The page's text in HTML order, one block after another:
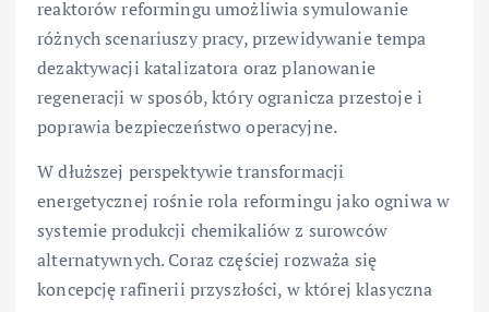
reaktorów reformingu umożliwia symulowanie
różnych scenariuszy pracy, przewidywanie tempa
dezaktywacji katalizatora oraz planowanie
regeneracji w sposób, który ogranicza przestoje i
poprawia bezpieczeństwo operacyjne.
W dłuższej perspektywie transformacji
energetycznej rośnie rola reformingu jako ogniwa w
systemie produkcji chemikaliów z surowców
alternatywnych. Coraz częściej rozważa się
koncepcję rafinerii przyszłości, w której klasyczna